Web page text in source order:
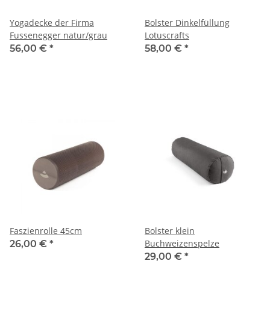
Yogadecke der Firma
Fussenegger natur/grau
56,00 € *
Bolster Dinkelfüllung
Lotuscrafts
58,00 € *
Faszienrolle 45cm
26,00 € *
Bolster klein
Buchweizenspelze
29,00 € *